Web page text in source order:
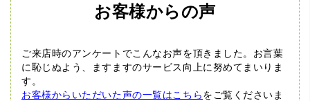
お客様からの声
ご来店時のアンケートでこんなお声を頂きました。 お言葉
に恥じぬよう、ますますのサービス向上に努めてまいりま
す。
お客様からいただいた声の一覧はこちらをご覧くださいま